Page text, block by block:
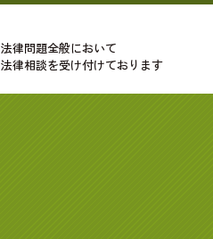
法律問題全般において
法律相談を受け付けております